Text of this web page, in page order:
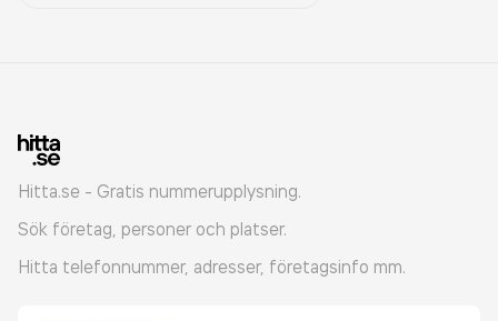
Hitta.se - Gratis nummerupplysning.
Sök företag, personer och platser.
Hitta telefonnummer, adresser, företagsinfo mm.